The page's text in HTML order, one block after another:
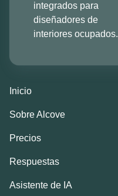
integrados para
diseñadores de
interiores ocupados.
Inicio
Sobre Alcove
Precios
Respuestas
Asistente de IA